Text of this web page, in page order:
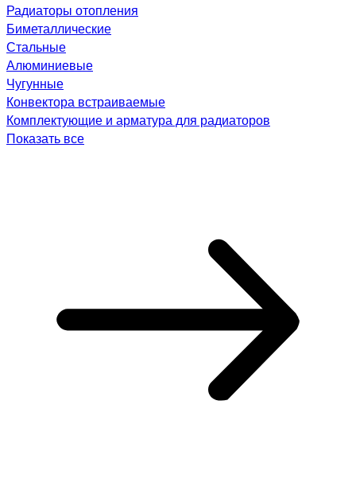
Радиаторы отопления
Биметаллические
Стальные
Алюминиевые
Чугунные
Конвектора встраиваемые
Комплектующие и арматура для радиаторов
Показать все